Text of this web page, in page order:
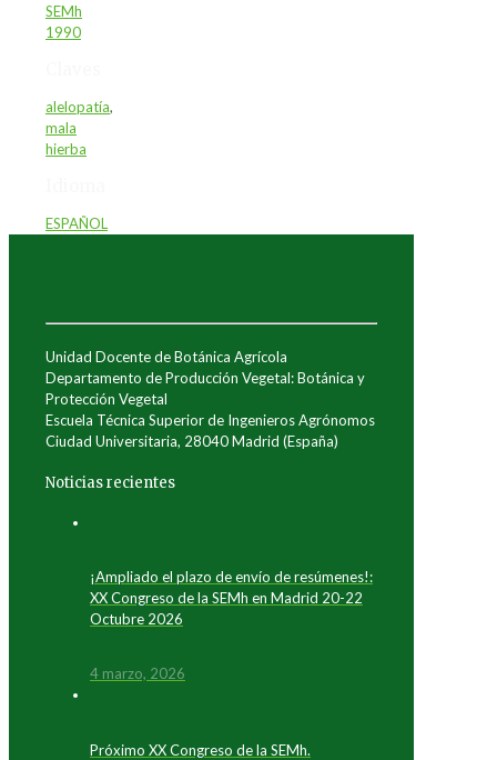
SEMh
1990
alelopatía,
mala
hierba
ESPAÑOL
Unidad Docente de Botánica Agrícola
Departamento de Producción Vegetal: Botánica y
Protección Vegetal
Escuela Técnica Superior de Ingenieros Agrónomos
Ciudad Universitaria, 28040 Madrid (España)
Noticias recientes
¡Ampliado el plazo de envío de resúmenes!:
XX Congreso de la SEMh en Madrid 20-22
Octubre 2026
4 marzo, 2026
Próximo XX Congreso de la SEMh.